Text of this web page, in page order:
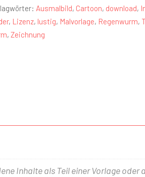
Ausmalbild, Cartoon, download,
, Lizenz, lustig, Malvorlage, Regenwurm,
, Zeichnung
Inhalte als Teil einer Vorlage oder